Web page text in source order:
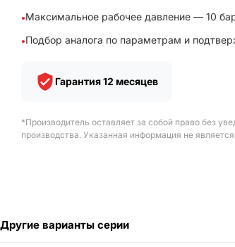
Максимальное рабочее давление — 10
Подбор аналога по параметрам и
Гарантия 12 месяцев
*Производитель оставляет за собой право без
производства. Указанная информация не
Другие варианты серии